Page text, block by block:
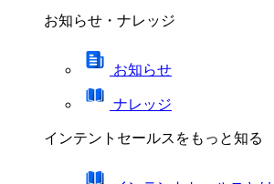
お知らせ・ナレッジ
お知らせ
ナレッジ
インテントセールスをもっと知る